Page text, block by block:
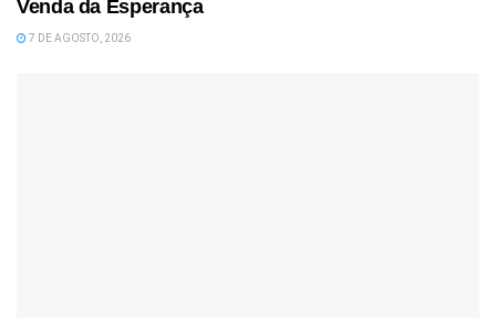
Venda da Esperança
7 DE AGOSTO, 2026